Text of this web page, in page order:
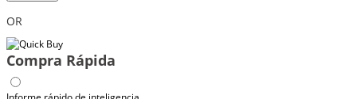
OR
Compra Rápida